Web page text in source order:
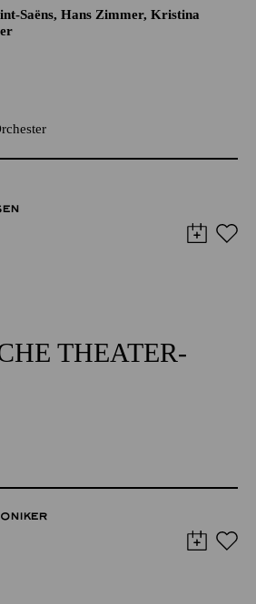
Saëns, Hans Zimmer, Kristina
THEATER­